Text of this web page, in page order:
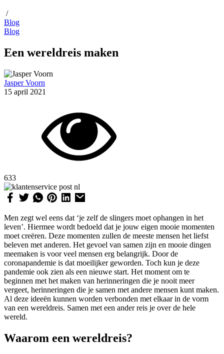
/
Blog
Blog
Een wereldreis maken
Jasper Voorn
15 april 2021
633
Men zegt wel eens dat ‘je zelf de slingers moet ophangen in het
leven’. Hiermee wordt bedoeld dat je jouw eigen mooie momenten
moet creëren. Deze momenten zullen de meeste mensen het liefst
beleven met anderen. Het gevoel van samen zijn en mooie dingen
meemaken is voor veel mensen erg belangrijk. Door de
coronapandemie is dat moeilijker geworden. Toch kun je deze
pandemie ook zien als een nieuwe start. Het moment om te
beginnen met het maken van herinneringen die je nooit meer
vergeet, herinneringen die je samen met andere mensen kunt maken.
Al deze ideeën kunnen worden verbonden met elkaar in de vorm
van een wereldreis. Samen met een ander reis je over de hele
wereld.
Waarom een wereldreis?